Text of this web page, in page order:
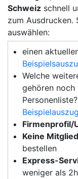
Schweiz schnell
zum Ausdrucken.
auswählen:
einen
Welche
gehören noch
Personenliste?
Firmenprofil/
Keine
bestellen
Express-
weniger als